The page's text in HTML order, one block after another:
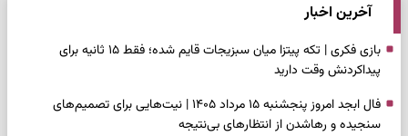
آخرین اخبار
بازی فکری | تکه پیتزا میان سبزیجات قایم شده؛ فقط ۱۵ ثانیه برای
پیداکردنش وقت دارید
فال ابجد امروز پنجشنبه ۱۵ مرداد ۱۴۰۵ | نیت‌هایی برای تصمیم‌های
سنجیده و رهاشدن از انتظارهای بی‌نتیجه